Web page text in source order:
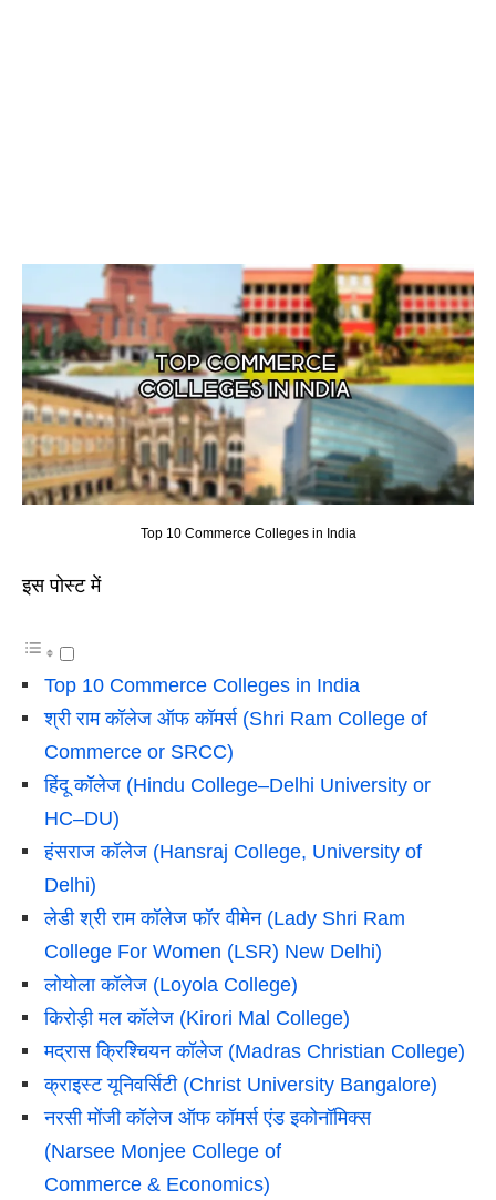
Top 10 Commerce Colleges in India
इस पोस्ट में
Top 10 Commerce Colleges in India
श्री राम कॉलेज ऑफ कॉमर्स (Shri Ram College of
Commerce or SRCC)
हिंदू कॉलेज (Hindu College–Delhi University or
HC–DU)
हंसराज कॉलेज (Hansraj College, University of
Delhi)
लेडी श्री राम कॉलेज फॉर वीमेन (Lady Shri Ram
College For Women (LSR) New Delhi)
लोयोला कॉलेज (Loyola College)
किरोड़ी मल कॉलेज (Kirori Mal College)
मद्रास क्रिश्चियन कॉलेज (Madras Christian College)
क्राइस्ट यूनिवर्सिटी (Christ University Bangalore)
नरसी मोंजी कॉलेज ऑफ कॉमर्स एंड इकोनॉमिक्स
(Narsee Monjee College of
Commerce & Economics)